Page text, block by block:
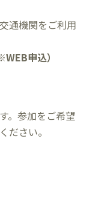
通機関をご利用
申込）
。参加をご希望
ださい。